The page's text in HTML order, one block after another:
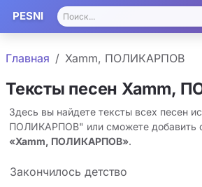
PESNI
Главная Xamm, ПОЛИКАРПОВ
Тексты песен Xamm,
Здесь вы найдете тексты всех песен
ПОЛИКАРПОВ" или сможете добавить
«Xamm, ПОЛИКАРПОВ».
Закончилось детство